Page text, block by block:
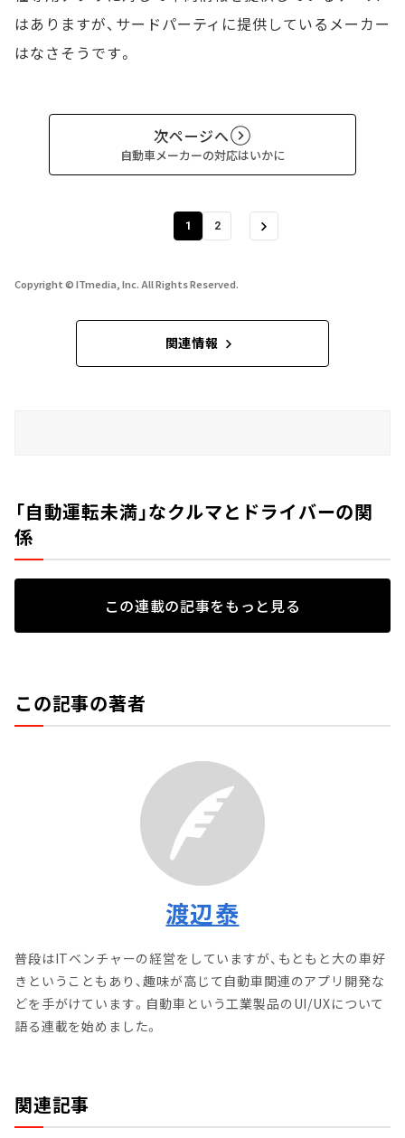
はありますが、サードパーティに提供しているメーカー
はなさそうです。
次ページへ
自動車メーカーの対応はいかに
1 2
Copyright © ITmedia, Inc. All Rights Reserved.
関連情報
「自動運転未満」なクルマとドライバーの関
係
この連載の記事をもっと見る
この記事の著者
渡辺泰
普段はITベンチャーの経営をしていますが、もともと大の車好
きということもあり、趣味が高じて自動車関連のアプリ開発な
どを手がけています。自動車という工業製品のUI/UXについて
語る連載を始めました。
関連記事